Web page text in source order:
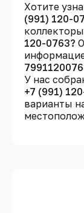
Хотите
(991) 120-
120-0763?
У нас
+7 (991)
варианты